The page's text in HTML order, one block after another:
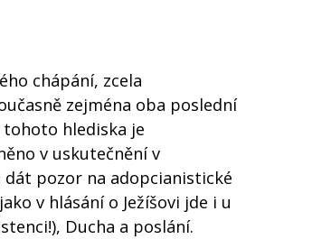
chápání, zcela
zejména oba poslední
tohoto hlediska je
v uskutečnění v
dát pozor na adopcianistické
v hlásání o Ježíšovi jde i u
Ducha a poslání.